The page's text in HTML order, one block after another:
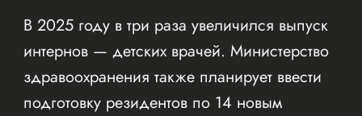
В 2025 году в три раза увеличился выпуск
интернов — детских врачей. Министерство
здравоохранения также планирует ввести
подготовку резидентов по 14 новым